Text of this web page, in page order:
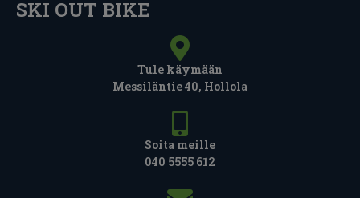
SKI OUT BIKE
Tule käymään
Messiläntie 40, Hollola
Soita meille
040 5555 612